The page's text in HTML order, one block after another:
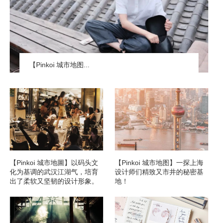
【Pinkoi 城市地图...
【Pinkoi 城市地圖】以码头文
化为基调的武汉江湖气，培育
出了柔软又坚韧的设计形象。
【Pinkoi 城市地图】一探上海
设计师们精致又市井的秘密基
地！